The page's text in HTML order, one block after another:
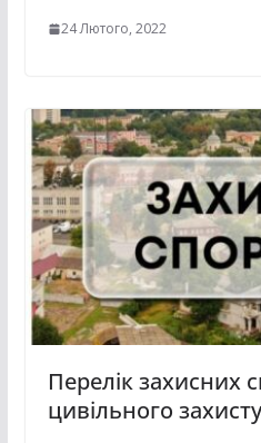
24 Лютого, 2022
Перелік захисних
цивільного